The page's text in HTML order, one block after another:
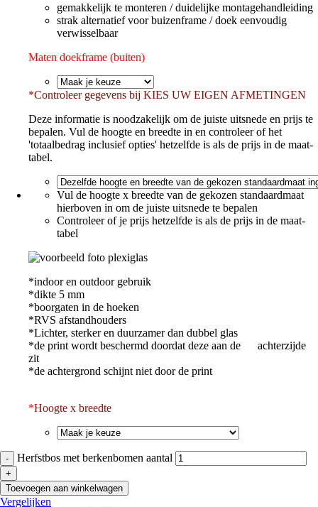
gemakkelijk te monteren / duidelijke montagehandleiding
strak alternatief voor buizenframe / doek eenvoudig
verwisselbaar
Maten doekframe (buiten)
*Controleer gegevens bij KIES UW EIGEN AFMETINGEN
Deze informatie is noodzakelijk om de juiste uitsnede en prijs te
bepalen. Vul de hoogte en breedte in en controleer of het
'totaalbedrag inclusief opties' hetzelfde is als de prijs in de maat-
tabel.
Vul de hoogte x breedte van de gekozen standaardmaat
hierboven in om de juiste uitsnede te bepalen
Controleer of je prijs hetzelfde is als de prijs in de maat-
tabel
*indoor en outdoor gebruik
*dikte 5 mm
*boorgaten in de hoeken
*RVS afstandhouders
*Lichter, sterker en duurzamer dan dubbel glas
*de print wordt beschermd doordat deze aan de achterzijde
zit
*de achtergrond schijnt niet door de print
*Hoogte x breedte
Herfstbos met berkenbomen aantal
Toevoegen aan winkelwagen
Vergelijken